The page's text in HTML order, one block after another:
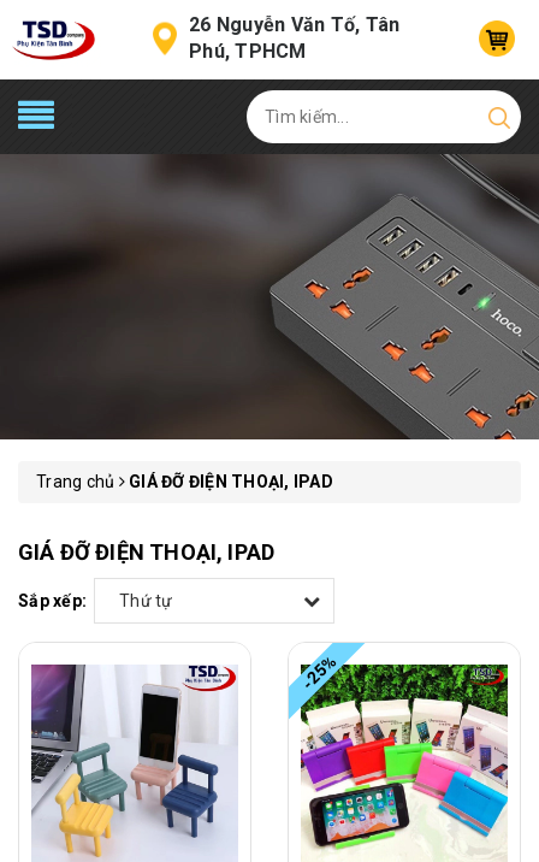
26 Nguyễn Văn Tố, Tân
Phú, TPHCM
Trang chủ GIÁ ĐỠ ĐIỆN THOẠI, IPAD
GIÁ ĐỠ ĐIỆN THOẠI, IPAD
Sắp xếp: Thứ tự
-25%